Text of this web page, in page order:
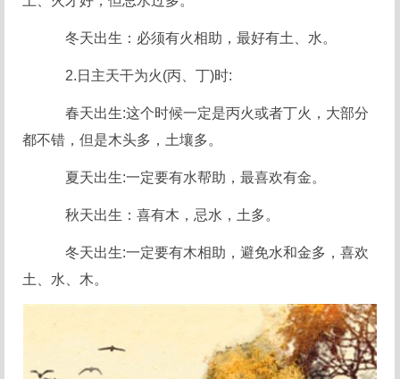
冬天出生：必须有火相助，最好有土、水。
2.日主天干为火(丙、丁)时:
春天出生:这个时候一定是丙火或者丁火，大部分
都不错，但是木头多，土壤多。
夏天出生:一定要有水帮助，最喜欢有金。
秋天出生：喜有木，忌水，土多。
冬天出生:一定要有木相助，避免水和金多，喜欢
土、水、木。